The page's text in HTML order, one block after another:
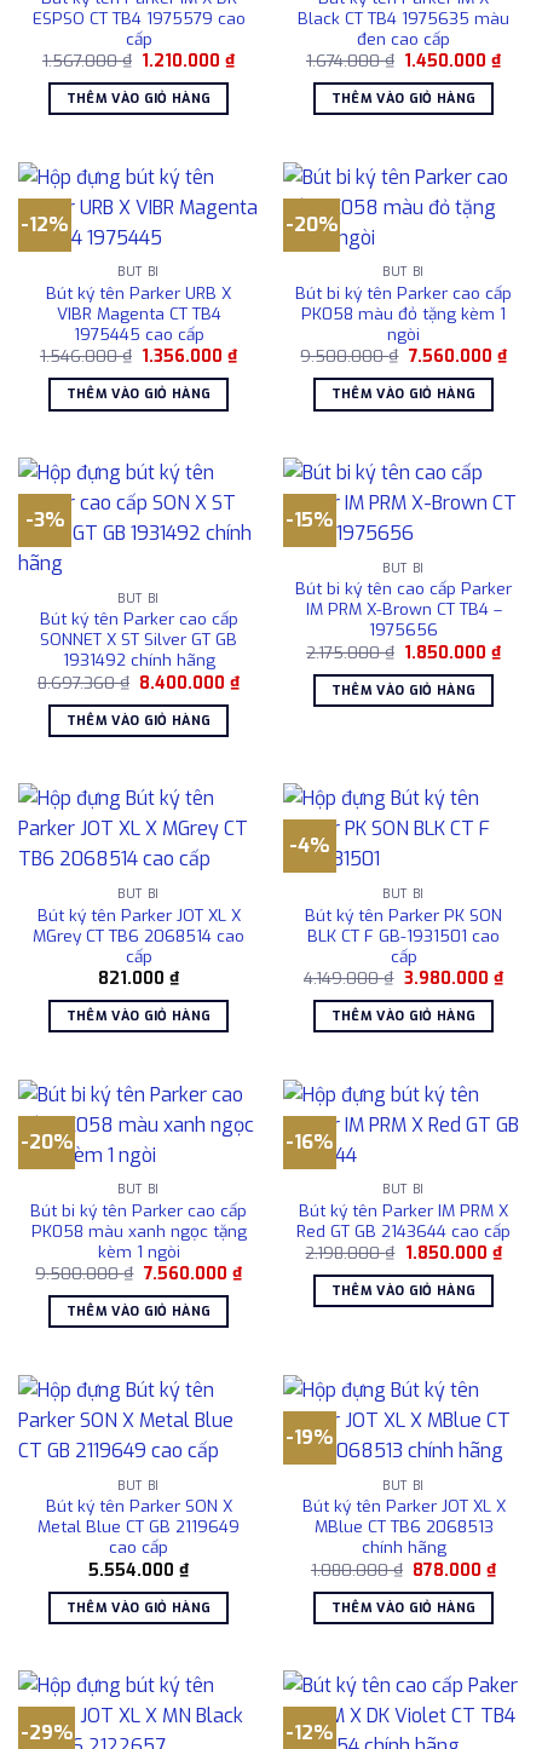
ESPSO CT TB4 1975579 cao
cấp
1.567.000₫ Giá
là:
1.567.000 ₫.
1.210.000₫Giá
hiện
1.210.000 ₫.
THÊM VÀO GIỎ HÀNG
Black CT TB4 1975635 màu
đen cao cấp
1.674.000₫ Giá
là:
1.674.000 ₫.
1.450.000₫Giá
hiện
THÊM VÀO GIỎ HÀNG
-12%
BÚT BI
Bút ký tên Parker URB X
VIBR Magenta CT TB4
1975445 cao cấp
1.546.000₫ Giá
là:
1.546.000 ₫.
1.356.000₫Giá
1.356.000 ₫.
THÊM VÀO GIỎ HÀNG
-20%
BÚT BI
Bút bi ký tên Parker cao cấp
PK058 màu đỏ tặng kèm 1
ngòi
9.500.000₫ Giá
là:
9.500.000 ₫.
7.560.000 ₫Giá
THÊM VÀO GIỎ HÀNG
-3%
BÚT BI
Bút ký tên Parker cao cấp
SONNET X ST Silver GT GB
1931492 chính hãng
8.697.360₫ Giá
là:
8.697.360 ₫.
8.400.000₫Giá
hiện
THÊM VÀO GIỎ HÀNG
-15%
BÚT BI
Bút bi ký tên cao cấp Parker
IM PRM X-Brown CT TB4 –
1975656
2.175.000₫ Giá
là:
2.175.000 ₫.
1.850.000₫Giá
hiện
THÊM VÀO GIỎ HÀNG
BÚT BI
Bút ký tên Parker JOT XL X
MGrey CT TB6 2068514 cao
cấp
821.000 ₫
THÊM VÀO GIỎ HÀNG
-4%
BÚT BI
Bút ký tên Parker PK SON
BLK CT F GB-1931501 cao
cấp
4.149.000₫ Giá
là:
4.149.000 ₫.
3.980.000 ₫Giá
hiện
THÊM VÀO GIỎ HÀNG
-20%
BÚT BI
Bút bi ký tên Parker cao cấp
PK058 màu xanh ngọc tặng
kèm 1 ngòi
9.500.000₫ Giá
là:
9.500.000 ₫.
7.560.000 ₫Giá
THÊM VÀO GIỎ HÀNG
-16%
BÚT BI
Bút ký tên Parker IM PRM X
Red GT GB 2143644 cao cấp
2.198.000₫ Giá
là:
2.198.000 ₫.
1.850.000 ₫Giá
THÊM VÀO GIỎ HÀNG
BÚT BI
Bút ký tên Parker SON X
Metal Blue CT GB 2119649
cao cấp
5.554.000 ₫
THÊM VÀO GIỎ HÀNG
-19%
BÚT BI
Bút ký tên Parker JOT XL X
MBlue CT TB6 2068513
chính hãng
1.080.000₫ Giá
là:
1.080.000 ₫.
878.000₫Giá
hiện
THÊM VÀO GIỎ HÀNG
-29% -12%